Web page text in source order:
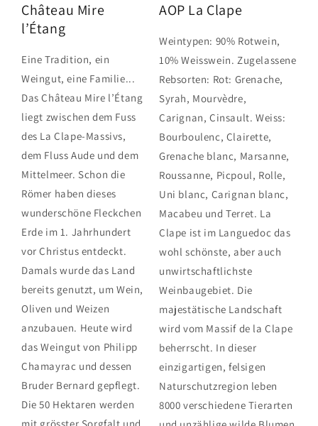
Château Mire
l’Étang
Eine Tradition, ein
Weingut, eine Familie...
Das Château Mire l’Étang
liegt zwischen dem Fuss
des La Clape-Massivs,
dem Fluss Aude und dem
Mittelmeer. Schon die
Römer haben dieses
wunderschöne Fleckchen
Erde im 1. Jahrhundert
vor Christus entdeckt.
Damals wurde das Land
bereits genutzt, um Wein,
Oliven und Weizen
anzubauen. Heute wird
das Weingut von Philipp
Chamayrac und dessen
Bruder Bernard gepflegt.
Die 50 Hektaren werden
AOP La Clape
Weintypen: 90% Rotwein,
10% Weisswein. Zugelassene
Rebsorten: Rot: Grenache,
Syrah, Mourvèdre,
Carignan, Cinsault. Weiss:
Bourboulenc, Clairette,
Grenache blanc, Marsanne,
Roussanne, Picpoul, Rolle,
Uni blanc, Carignan blanc,
Macabeu und Terret. La
Clape ist im Languedoc das
wohl schönste, aber auch
unwirtschaftlichste
Weinbaugebiet. Die
majestätische Landschaft
wird vom Massif de la Clape
beherrscht. In dieser
einzigartigen, felsigen
Naturschutzregion leben
8000 verschiedene Tierarten